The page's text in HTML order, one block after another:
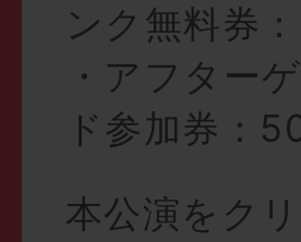
ンク無料券
・アフター
ド参加券：
本公演をク